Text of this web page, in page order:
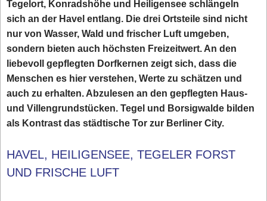
Tegelort, Konradshöhe und Heiligensee schlängeln
sich an der Havel entlang. Die drei Ortsteile sind nicht
nur von Wasser, Wald und frischer Luft umgeben,
sondern bieten auch höchsten Freizeitwert. An den
liebevoll gepflegten Dorfkernen zeigt sich, dass die
Menschen es hier verstehen, Werte zu schätzen und
auch zu erhalten. Abzulesen an den gepflegten Haus-
und Villengrundstücken. Tegel und Borsigwalde bilden
als Kontrast das städtische Tor zur Berliner City.
HAVEL, HEILIGENSEE, TEGELER FORST
UND FRISCHE LUFT